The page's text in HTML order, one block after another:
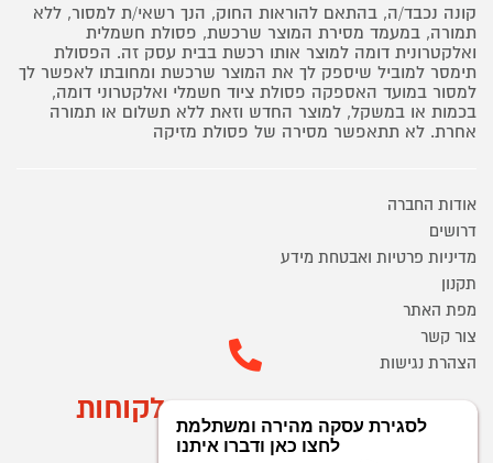
קונה נכבד/ה, בהתאם להוראות החוק, הנך רשאי/ת למסור, ללא
תמורה, במעמד מסירת המוצר שרכשת, פסולת חשמלית
ואלקטרונית דומה למוצר אותו רכשת בבית עסק זה. הפסולת
תימסר למוביל שיספק לך את המוצר שרכשת ומחובתו לאפשר לך
למסור במועד האספקה פסולת ציוד חשמלי ואלקטרוני דומה,
בכמות או במשקל, למוצר החדש וזאת ללא תשלום או תמורה
אחרת. לא תתאפשר מסירה של פסולת מזיקה
אודות החברה
דרושים
מדיניות פרטיות ואבטחת מידע
תקנון
מפת האתר
צור קשר
הצהרת נגישות
מוקד הזמנות ושירות לקוחות
03-9545370